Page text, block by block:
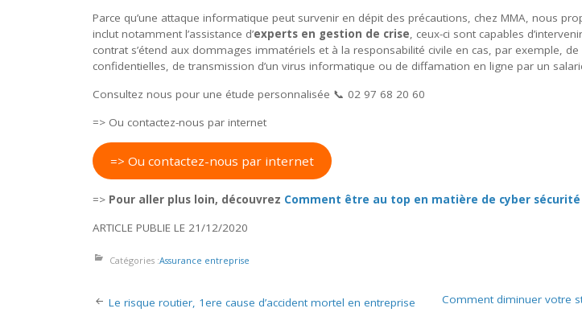
Parce qu’une attaque informatique peut survenir en dépit des précautions, chez MMA, nous
inclut notamment l’assistance d’experts en gestion de crise, ceux-ci sont capables d’intervenir
contrat s’étend aux dommages immatériels et à la responsabilité civile en cas, par exemple,
confidentielles, de transmission d’un virus informatique ou de diffamation en ligne par un
Consultez nous pour une étude personnalisée 📞 02 97 68 20 60
=> Ou contactez-nous par internet
=> Ou contactez-nous par internet
=> Pour aller plus loin, découvrez Comment être au top en matière de cyber sécurité
ARTICLE PUBLIE LE 21/12/2020
Catégories :Assurance entreprise
Navigation
Le risque routier, 1ere cause d’accident mortel en entreprise
Comment diminuer votre